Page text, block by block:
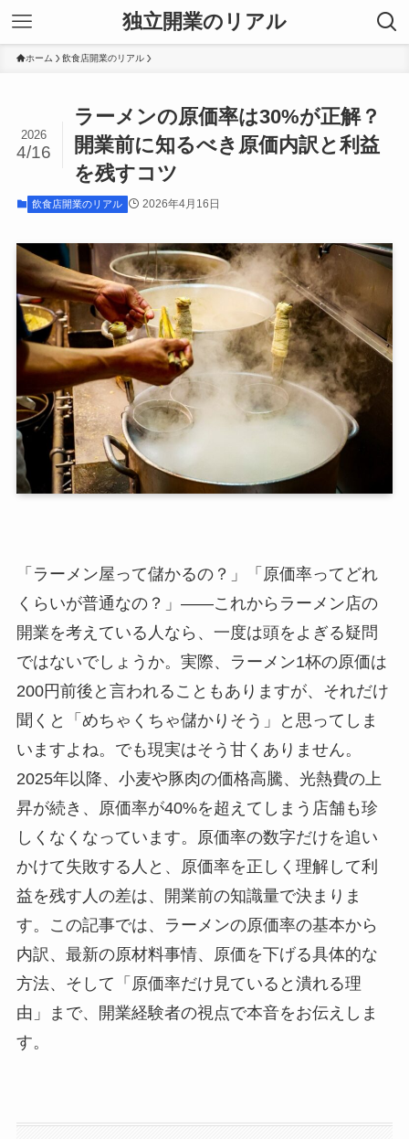
独立開業のリアル
ホーム 飲食店開業のリアル
ラーメンの原価率は30%が正解？
開業前に知るべき原価内訳と利益
を残すコツ
2026
4/16
飲食店開業のリアル 2026年4月16日
「ラーメン屋って儲かるの？」「原価率ってどれ
くらいが普通なの？」——これからラーメン店の
開業を考えている人なら、一度は頭をよぎる疑問
ではないでしょうか。実際、ラーメン1杯の原価は
200円前後と言われることもありますが、それだけ
聞くと「めちゃくちゃ儲かりそう」と思ってしま
いますよね。でも現実はそう甘くありません。
2025年以降、小麦や豚肉の価格高騰、光熱費の上
昇が続き、原価率が40%を超えてしまう店舗も珍
しくなくなっています。原価率の数字だけを追い
かけて失敗する人と、原価率を正しく理解して利
益を残す人の差は、開業前の知識量で決まりま
す。この記事では、ラーメンの原価率の基本から
内訳、最新の原材料事情、原価を下げる具体的な
方法、そして「原価率だけ見ていると潰れる理
由」まで、開業経験者の視点で本音をお伝えしま
す。